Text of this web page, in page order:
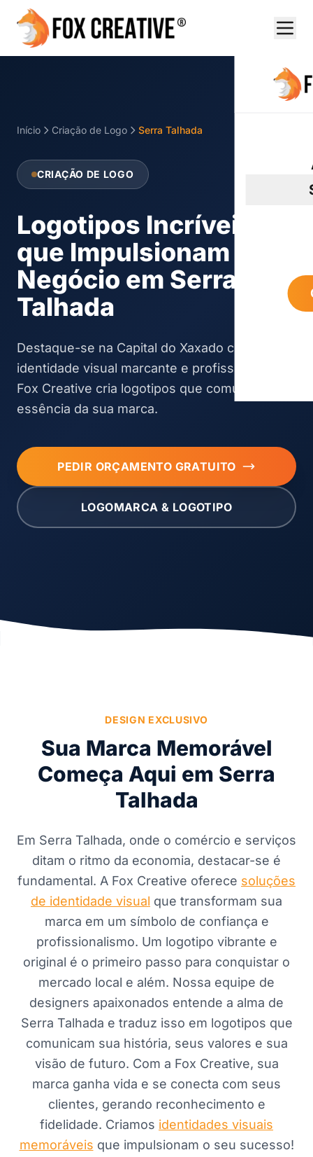
Início Criação de Logo Serra Talhada
CRIAÇÃO DE LOGO
Logotipos Incríveis
que Impulsionam seu
Negócio em Serra
Talhada
Destaque-se na Capital do Xaxado com uma
identidade visual marcante e profissional. A
Fox Creative cria logotipos que comunicam a
essência da sua marca.
PEDIR ORÇAMENTO GRATUITO
LOGOMARCA & LOGOTIPO
DESIGN EXCLUSIVO
Sua Marca Memorável
Começa Aqui em Serra
Talhada
Em Serra Talhada, onde o comércio e serviços
ditam o ritmo da economia, destacar-se é
fundamental. A Fox Creative oferece soluções
de identidade visual que transformam sua
marca em um símbolo de confiança e
profissionalismo. Um logotipo vibrante e
original é o primeiro passo para conquistar o
mercado local e além. Nossa equipe de
designers apaixonados entende a alma de
Serra Talhada e traduz isso em logotipos que
comunicam sua história, seus valores e sua
visão de futuro. Com a Fox Creative, sua
marca ganha vida e se conecta com seus
clientes, gerando reconhecimento e
fidelidade. Criamos identidades visuais
memoráveis que impulsionam o seu sucesso!